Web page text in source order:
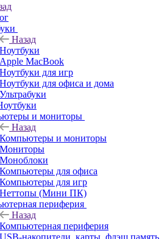
Назад
Ноутбуки
Apple MacBook
Ноутбуки для игр
Ноутбуки для офиса и дома
Ультрабуки
и мониторы
Назад
Компьютеры и мониторы
Мониторы
Моноблоки
Компьютеры для офиса
Компьютеры для игр
Неттопы (Мини ПК)
периферия
Назад
Компьютерная периферия
USB-накопители, карты, флэш память